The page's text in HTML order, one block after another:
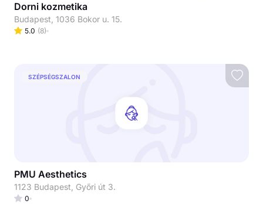
Dorni kozmetika
Budapest, 1036 Bokor u. 15.
5.0 (8)
SZÉPSÉGSZALON
PMU Aesthetics
1123 Budapest, Győri út 3.
0